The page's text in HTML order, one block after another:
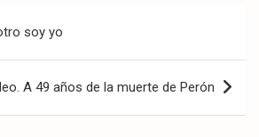
soy yo
A 49 años de la muerte de Perón